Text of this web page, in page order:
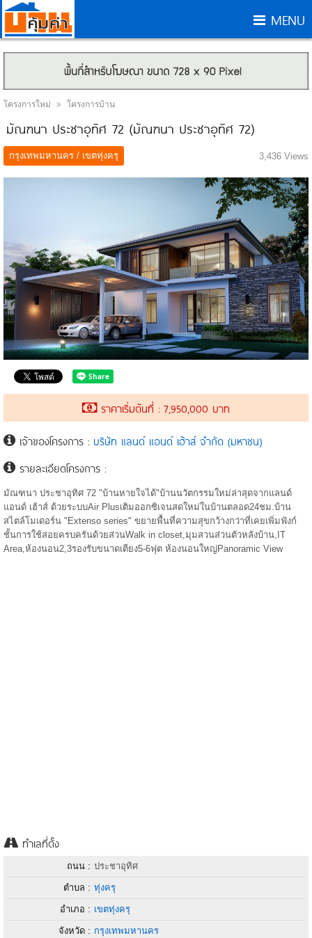
MENU
โครงการใหม่ โครงการบ้าน
มัณฑนา ประชาอุทิศ 72 (มัณฑนา ประชาอุทิศ 72)
กรุงเทพมหานคร / เขตทุ่งครุ 3,436 Views
ราคาเริ่มต้นที่ : 7,950,000 บาท
เจ้าของโครงการ : บริษัท แลนด์ แอนด์ เฮ้าส์ จํากัด (มหาชน)
รายละเอียดโครงการ :
มัณฑนา ประชาอุทิศ 72 "บ้านหายใจได้"บ้านนวัตกรรมใหม่ล่าสุดจากแลนด์
แอนด์ เฮ้าส์ ด้วยระบบAir Plusเติมออกซิเจนสดใหม่ในบ้านตลอด24ชม.บ้าน
สไตล์โมเดอร์น "Extenso series" ขยายพื้นที่ความสุขกว้างกว่าที่เคยเพิ่มฟังก์
ชั้นการใช้สอยครบครันด้วยส่วนWalk in closet,มุมสวนส่วนตัวหลังบ้าน,IT
Area,ห้องนอน2,3รองรับขนาดเตียง5-6ฟุต ห้องนอนใหญ่Panoramic View
ทำเลที่ตั้ง
ถนน : ประชาอุทิศ
ตำบล : ทุ่งครุ
อำเภอ : เขตทุ่งครุ
จังหวัด : กรุงเทพมหานคร